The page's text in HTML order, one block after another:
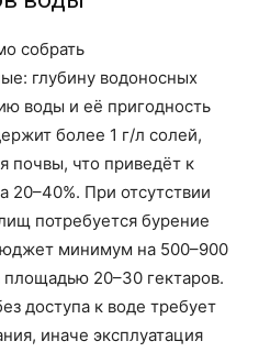
собрать
глубину водоносных
воды и её пригодность
более 1 г/л солей,
почвы, что приведёт к
При отсутствии
потребуется бурение
минимум на 500–900
20–30 гектаров.
доступа к воде требует
иначе эксплуатация